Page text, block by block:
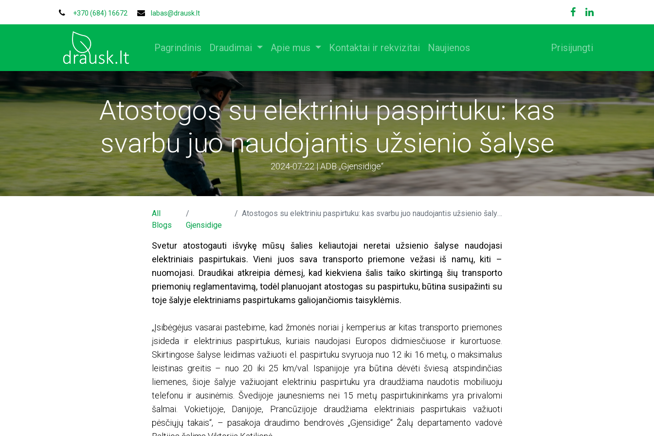
+370 (684) 16672 labas@drausk.lt
Pagrindinis Draudimai Apie mus Kontaktai ir rekvizitai Naujienos Prisijungti
Atostogos su elektriniu paspirtuku: kas
svarbu juo naudojantis užsienio šalyse
2024-07-22 | ADB „Gjensidige“
All
Blogs
Gjensidige
Atostogos su elektriniu paspirtuku: kas svarbu juo naudojantis užsienio šalyse
Svetur atostogauti išvykę mūsų šalies keliautojai neretai užsienio šalyse naudojasi
elektriniais paspirtukais. Vieni juos sava transporto priemone vežasi iš namų, kiti –
nuomojasi. Draudikai atkreipia dėmesį, kad kiekviena šalis taiko skirtingą šių transporto
priemonių reglamentavimą, todėl planuojant atostogas su paspirtuku, būtina susipažinti su
toje šalyje elektriniams paspirtukams galiojančiomis taisyklėmis.
„Įsibėgėjus vasarai pastebime, kad žmonės noriai į kemperius ar kitas transporto priemones
įsideda ir elektrinius paspirtukus, kuriais naudojasi Europos didmiesčiuose ir kurortuose.
Skirtingose šalyse leidimas važiuoti el. paspirtuku svyruoja nuo 12 iki 16 metų, o maksimalus
leistinas greitis – nuo 20 iki 25 km/val. Ispanijoje yra būtina dėvėti šviesą atspindinčias
liemenes, šioje šalyje važiuojant elektriniu paspirtuku yra draudžiama naudotis mobiliuoju
telefonu ir ausinėmis. Švedijoje jaunesniems nei 15 metų paspirtukininkams yra privalomi
šalmai. Vokietijoje, Danijoje, Prancūzijoje draudžiama elektriniais paspirtukais važiuoti
pėsčiųjų takais“, – pasakoja draudimo bendrovės „Gjensidige“ Žalų departamento vadovė